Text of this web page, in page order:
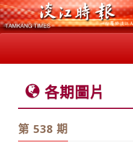
各期圖片
第 538 期